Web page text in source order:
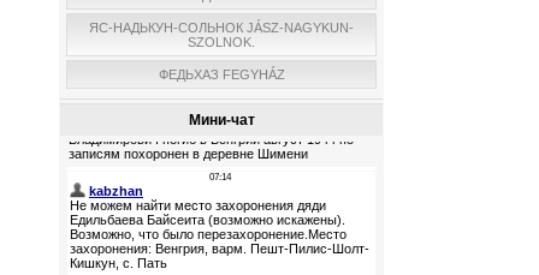
ЯС-НАДЬКУН-СОЛЬНОК JÁSZ-NAGYKUN-
SZOLNOK.
ФЕДЬХАЗ FEGYHÁZ
Мини-чат